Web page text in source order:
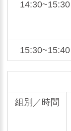
14:30~15:30
15:30~15:40
組別／時間